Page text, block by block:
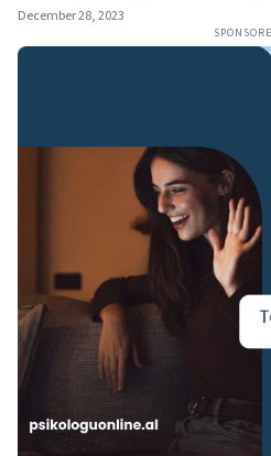
December 28, 2023